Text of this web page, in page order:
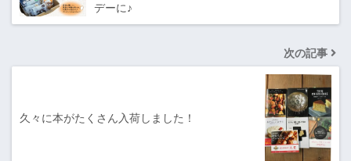
デーに♪
次の記事
久々に本がたくさん入荷しました！